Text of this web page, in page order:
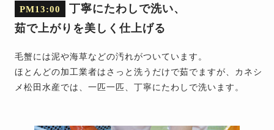
PM13:00
丁寧にたわしで洗い、
茹で上がりを美しく仕上げる
毛蟹には泥や海草などの汚れがついています。
ほとんどの加工業者はさっと洗うだけで茹でますが、カネシ
メ松田水産では、一匹一匹、丁寧にたわしで洗います。